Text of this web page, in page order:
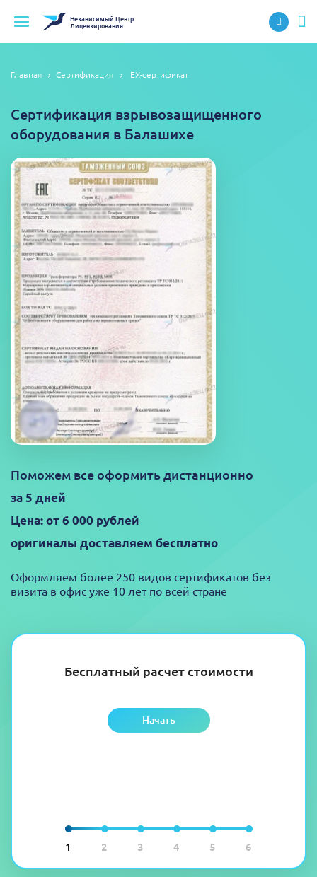
НезависимыйЦентр
Лицензирования
Главная Сертификация EX-сертификат
1 2 3 4 5 6
Бесплатный расчет стоимости
Начать
Сертификация взрывозащищенного
оборудования в Балашихе
Поможем все оформить дистанционно
за 5 дней
Цена: от 6 000 рублей
оригиналы доставляем бесплатно
Оформляем более 250 видов сертификатов без
визита в офис уже 10 лет по всей стране